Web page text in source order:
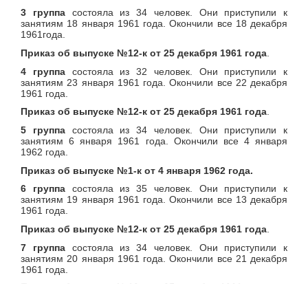
3 группа состояла из 34 человек. Они приступили к
занятиям 18 января 1961 года. Окончили все 18 декабря
1961года.
Приказ об выпуске №12-к от 25 декабря 1961 года
4 группа состояла из 32 человек. Они приступили к
занятиям 23 января 1961 года. Окончили все 22 декабря
1961 года.
Приказ об выпуске №12-к от 25 декабря 1961 года.
5 группа состояла из 34 человек. Они приступили к
занятиям 6 января 1961 года. Окончили все 4 января
1962 года.
Приказ об выпуске №1-к от 4 января 1962 года.
6 группа состояла из 35 человек. Они приступили к
занятиям 19 января 1961 года. Окончили все 13 декабря
1961 года.
Приказ об выпуске №12-к от 25 декабря 1961 года
7 группа состояла из 34 человек. Они приступили к
занятиям 20 января 1961 года. Окончили все 21 декабря
1961 года.